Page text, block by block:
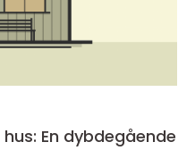
En dybdegående